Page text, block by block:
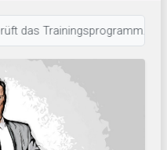
Trainingsprogramm. •